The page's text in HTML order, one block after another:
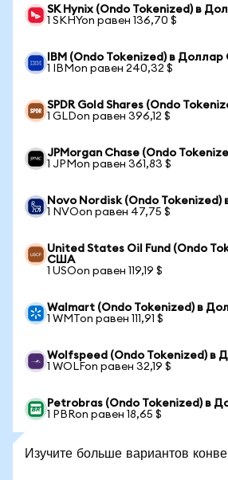
SK Hynix (Ondo Tokenized) в
1 SKHYon равен 136,70 $
IBM (Ondo Tokenized) в
1 IBMon равен 240,32 $
SPDR Gold Shares (Ondo
1 GLDon равен 396,12 $
JPMorgan Chase (Ondo
1 JPMon равен 361,83 $
Novo Nordisk (Ondo
1 NVOon равен 47,75 $
United States Oil Fund (Ondo
США
1 USOon равен 119,19 $
Walmart (Ondo Tokenized) в
1 WMTon равен 111,91 $
Wolfspeed (Ondo Tokenized) в
1 WOLFon равен 32,19 $
Petrobras (Ondo Tokenized) в
1 PBRon равен 18,65 $
Изучите больше вариантов